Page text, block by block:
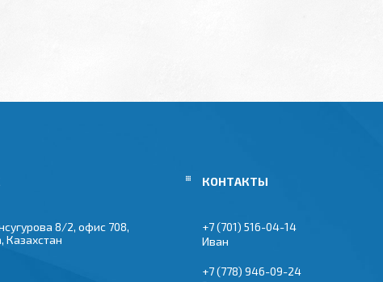
8/2, офис 708,
Казахстан
+7 (701) 516-04-14
Иван
+7 (778) 946-09-24